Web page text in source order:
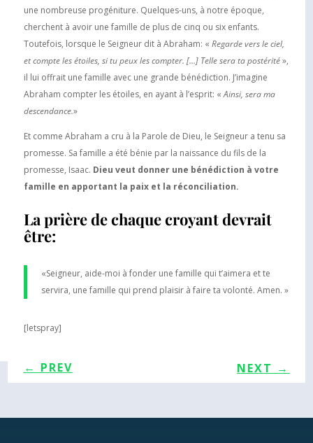
une nombreuse progéniture. Quelques-uns, à notre époque,
cherchent à avoir une famille de plus de cinq ou six enfants.
Toutefois, lorsque le Seigneur dit à Abraham: « Regarde vers le ciel,
et compte les étoiles, si tu peux les compter. […] Telle sera ta postérité»,
il lui offrait une famille avec une grande bénédiction. J’imagine
Abraham compter les étoiles, en ayant à l’esprit: «Ainsi, sera ma
descendance.»
Et comme Abraham a cru à la Parole de Dieu, le Seigneur a tenu sa
promesse. Sa famille a été bénie par la naissance du fils de la
promesse, Isaac. Dieu veut donner une bénédiction à votre
famille en apportant la paix et la réconciliation.
La prière de chaque croyant devrait
être:
«Seigneur, aide-moi à fonder une famille qui t’aimera et te
servira, une famille qui prend plaisir à faire ta volonté. Amen. »
[letspray]
← PREV NEXT →